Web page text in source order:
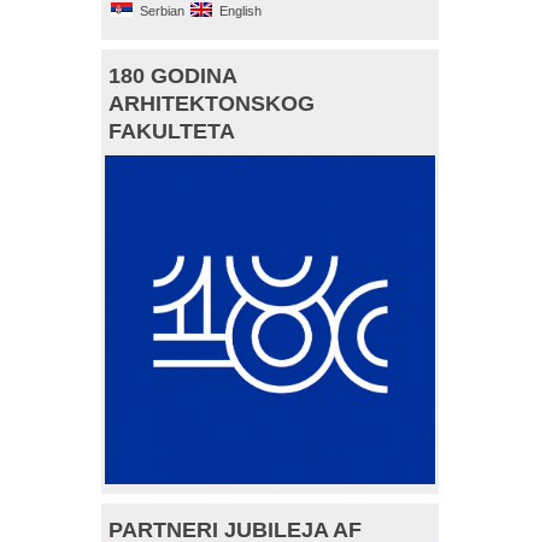
Serbian English
180 GODINA
ARHITEKTONSKOG
FAKULTETA
PARTNERI JUBILEJA AF